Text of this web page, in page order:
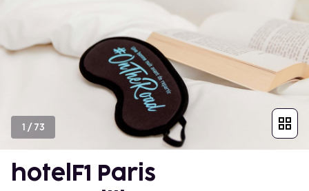
1 /73
hotelF1 Paris